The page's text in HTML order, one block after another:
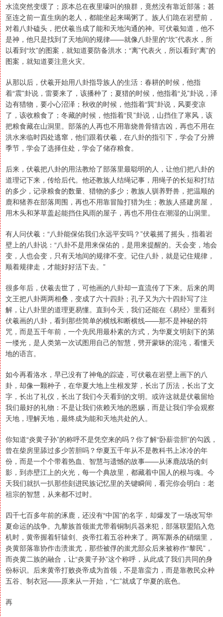
水流突然变缓了；原本总在夜里嚎叫的狼群，竟然没有靠近部落；甚
至连之前一直生病的老人，都能坐起来喝粥了。族人们跪在岩壁前，
对着八卦磕头，把伏羲当成了能和天地沟通的神。可伏羲知道，他不
是神，他只是找到了天地间的规律——就像八卦里的“坎”代表水，所
以看到“坎”的图案，就知道要防备洪水；“离”代表火，所以看到“离”的
图案，就知道要注意火灾。
从那以后，伏羲开始用八卦指导族人的生活：春耕的时候，他指
着“震”卦说，雷要来了，该播种了；夏猎的时候，他指着“兑”卦说，泽
边有猎物，要小心沼泽；秋收的时候，他指着“巽”卦说，风要变凉
了，该收粮食了；冬藏的时候，他指着“艮”卦说，山挡住了寒风，该
把粮食藏在山洞里。部落的人再也不用靠烧兽骨猜吉凶，再也不用在
洪水来临时四处逃窜，他们跟着伏羲，在八卦的指引下，学会了分辨
季节，学会了选择住处，学会了储存粮食。
后来，伏羲把八卦的用法教给了部落里最聪明的人，让他们把八卦的
道理记下来，传给后代。他还教族人结绳记事，用绳子的长短和打结
的多少，记录粮食的数量、猎物的多少；教族人驯养野兽，把温顺的
鹿和猪养在部落周围，再也不用靠冒险打猎为生；教族人搭建房屋，
用木头和茅草盖起能挡住风雨的屋子，再也不用住在潮湿的山洞里。
有人问伏羲：“八卦能保佑我们永远平安吗？”伏羲摇了摇头，指着岩
壁上的八卦说：“八卦不是用来保佑的，是用来提醒的。天会变，地会
变，人也会变，只有天地间的规律不变。记住八卦，就是记住规律，
顺着规律走，才能好好活下去。”
很多年后，伏羲去世了，可他画的八卦却一直流传了下来。后来的周
文王把八卦两两相叠，变成了六十四卦；孔子又为六十四卦写了注
解，让八卦里的道理更易懂。直到今天，我们还能在《易经》里看到
伏羲画的八卦，看到那些简单的横线和断横线——那不是神秘的符
咒，而是五千年前，一个先民用最朴素的方式，为华夏文明刻下的第
一缕光，是人类第一次试图用自己的智慧，劈开蒙昧的混沌，看懂天
地的语言。
如今再看洛水，早已没有了神龟的踪迹，可伏羲在岩壁上画下的八
卦，却像一颗种子，在华夏大地上生根发芽，长出了历法，长出了文
字，长出了礼仪，长出了我们今天看到的文明。或许这就是伏羲留给
我们最好的礼物：不是让我们依赖天地的恩赐，而是让我们学会观察
天地，理解天地，最终成为能和天地共处的人。
你知道“炎黄子孙”的称呼不是凭空来的吗？你了解“卧薪尝胆”的勾践，
曾在柴房里舔过多少苦胆吗？华夏五千年从不是教科书上冰冷的年
份，而是一个个带着热血、智慧与遗憾的故事——从涿鹿战场的剑
影，到赤壁江上的火光，每一个典故里，都藏着中国人的根与魂。今
天我们就扒一扒那些刻进民族记忆里的关键瞬间，看完你会明白：老
祖宗的智慧，从来都不过时。
四千七百多年前的涿鹿，还没有“中国”的名字，却爆发了一场改写华
夏命运的战争。九黎族首领蚩尤带着铜制兵器来犯，部落联盟陷入危
机时，黄帝握着轩辕剑、炎帝扛着五谷种来了。两军厮杀的硝烟里，
炎黄部落靠协作击溃蚩尤，那些被俘的蚩尤部众后来被称作“黎民”，
而炎黄二族的融合，让“炎黄子孙”这个称呼，从此成了我们共同的身
份标识。后来黄帝打败炎帝成为首领，不是靠蛮力，而是靠教民众种
五谷、制衣冠——原来从一开始，“仁”就成了华夏的底色。
再